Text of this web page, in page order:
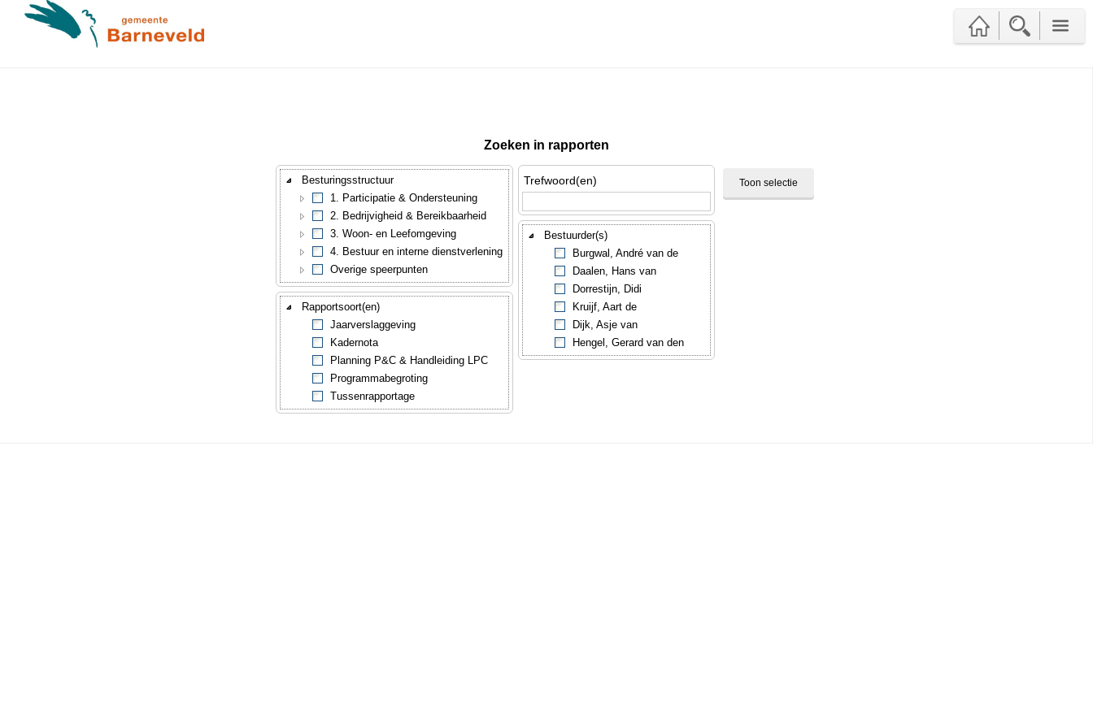
Zoeken in rapporten
Besturingsstructuur
1. Participatie & Ondersteuning
2. Bedrijvigheid & Bereikbaarheid
3. Woon- en Leefomgeving
4. Bestuur en interne dienstverlening
Overige speerpunten
Rapportsoort(en)
Jaarverslaggeving
Kadernota
Planning P&C & Handleiding LPC
Programmabegroting
Tussenrapportage
Trefwoord(en)
Bestuurder(s)
Burgwal, André van de
Daalen, Hans van
Dorrestijn, Didi
Kruijf, Aart de
Dijk, Asje van
Hengel, Gerard van den